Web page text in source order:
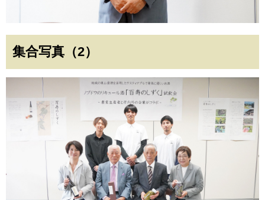
集合写真（2）